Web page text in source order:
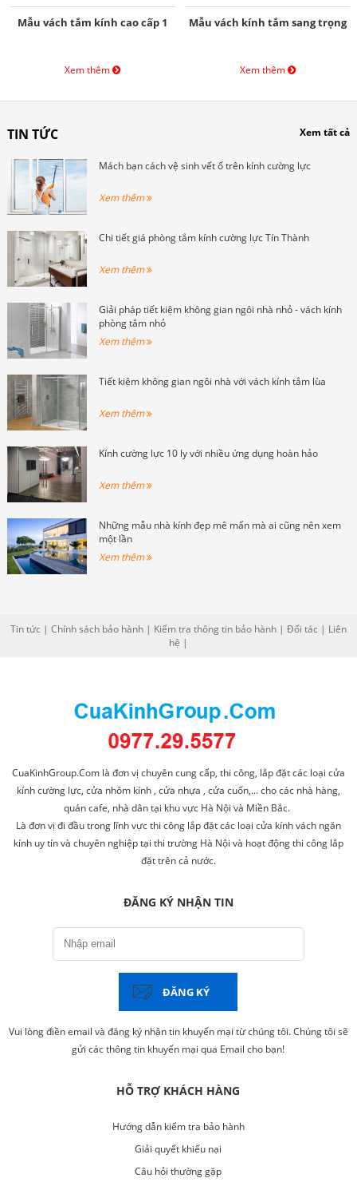
Mẫu vách tắm kính cao cấp 1
Xem thêm
Mẫu vách kính tắm sang trọng
Xem thêm
TIN TỨC Xem tất cả
Mách bạn cách vệ sinh vết ố trên kính cường lực
Xem thêm
Chi tiết giá phòng tắm kính cường lực Tín Thành
Xem thêm
Giải pháp tiết kiệm không gian ngôi nhà nhỏ - vách kính
phòng tắm nhỏ
Xem thêm
Tiết kiệm không gian ngôi nhà với vách kính tắm lùa
Xem thêm
Kính cường lực 10 ly với nhiều ứng dụng hoàn hảo
Xem thêm
Những mẫu nhà kính đẹp mê mẩn mà ai cũng nên xem
một lần
Xem thêm
Tin tức | Chính sách bảo hành| Kiểm tra thông tin bảo hành| Đối tác | Liên
hệ |
CuaKinhGroup.Com là đơn vị chuyên cung cấp, thi công, lắp đặt các loại cửa
kính cường lực, cửa nhôm kính , cửa nhựa , cửa cuốn,... cho các nhà hàng,
quán cafe, nhà dân tại khu vực Hà Nội và Miền Bắc.
Là đơn vị đi đầu trong lĩnh vực thi công lắp đặt các loại cửa kính vách ngăn
kính uy tín và chuyên nghiệp tại thi trường Hà Nội và hoạt động thi công lắp
đặt trên cả nước.
ĐĂNG KÝ NHẬN TIN
ĐĂNG KÝ
Vui lòng điền email và đăng ký nhận tin khuyến mại từ chúng tôi. Chúng tôi sẽ
gửi các thông tin khuyến mại qua Email cho bạn!
HỖ TRỢ KHÁCH HÀNG
Hướng dẫn kiểm tra bảo hành
Giải quyết khiếu nại
Câu hỏi thường gặp